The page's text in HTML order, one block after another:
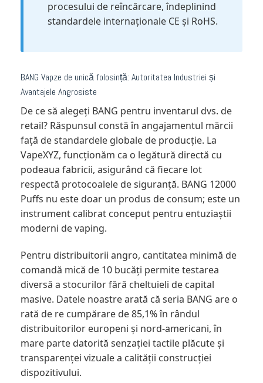
procesului de reîncărcare, îndeplinind
standardele internaționale CE și RoHS.
BANG Vapze de unică folosință: Autoritatea Industriei și
Avantajele Angrosiste
De ce să alegeți BANG pentru inventarul dvs. de
retail? Răspunsul constă în angajamentul mărcii
față de standardele globale de producție. La
VapeXYZ, funcționăm ca o legătură directă cu
podeaua fabricii, asigurând că fiecare lot
respectă protocoalele de siguranță. BANG 12000
Puffs nu este doar un produs de consum; este un
instrument calibrat conceput pentru entuziaștii
moderni de vaping.
Pentru distribuitorii angro, cantitatea minimă de
comandă mică de 10 bucăți permite testarea
diversă a stocurilor fără cheltuieli de capital
masive. Datele noastre arată că seria BANG are o
rată de re cumpărare de 85,1% în rândul
distribuitorilor europeni și nord-americani, în
mare parte datorită senzației tactile plăcute și
transparenței vizuale a calității construcției
dispozitivului.